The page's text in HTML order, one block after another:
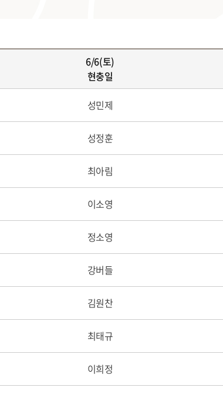
6/6(토)
현충일
성민제
성정훈
최아림
이소영
정소영
강버들
김원찬
최태규
이희정